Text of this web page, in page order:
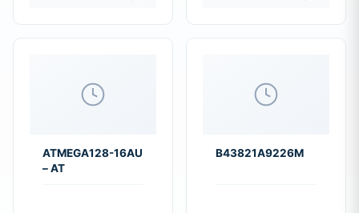
ATMEGA128-16AU
– AT
B43821A9226M